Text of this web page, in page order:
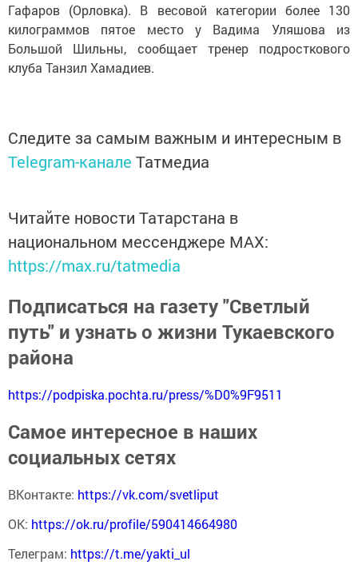
Гафаров (Орловка). В весовой категории более 130
килограммов пятое место у Вадима Уляшова из
Большой Шильны, сообщает тренер подросткового
клуба Танзил Хамадиев.
Следите за самым важным и интересным в
Telegram-канале Татмедиа
Читайте новости Татарстана в
национальном мессенджере MАХ:
https://max.ru/tatmedia
Подписаться на газету "Светлый
путь" и узнать о жизни Тукаевского
района
https://podpiska.pochta.ru/press/%D0%9F9511
Самое интересное в наших
социальных сетях
ВКонтакте: https://vk.com/svetliput
ОК: https://ok.ru/profile/590414664980
Телеграм: https://t.me/yakti_ul